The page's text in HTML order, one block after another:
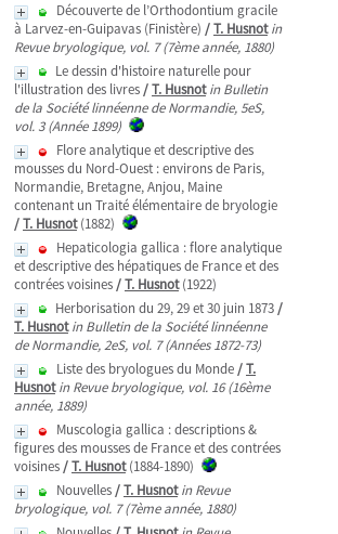
Découverte de l’Orthodontium gracile
à Larvez-en-Guipavas (Finistère) /T. Husnot in
Revue bryologique, vol. 7 (7ème année, 1880)
Le dessin d'histoire naturelle pour
l'illustration des livres/T. Husnot in Bulletin
de la Société linnéenne de Normandie, 5eS,
vol. 3 (Année 1899)
Flore analytique et descriptive des
mousses du Nord-Ouest : environs de Paris,
Normandie, Bretagne, Anjou, Maine
contenant un Traité élémentaire de bryologie
/T. Husnot(1882)
Hepaticologia gallica : flore analytique
et descriptive des hépatiques de France et des
contrées voisines/T. Husnot(1922)
Herborisation du 29, 29 et 30 juin 1873/
T. Husnot in Bulletin de la Société linnéenne
de Normandie, 2eS, vol. 7 (Années 1872-73)
Liste des bryologues du Monde/T.
Husnot in Revue bryologique, vol. 16 (16ème
année, 1889)
Muscologia gallica : descriptions &
figures des mousses de France et des contrées
voisines/T. Husnot(1884-1890)
Nouvelles/T. Husnot in Revue
bryologique, vol. 7 (7ème année, 1880)